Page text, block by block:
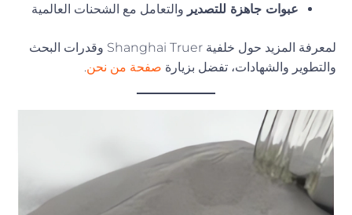
عبوات جاهزة للتصدير والتعامل مع الشحنات العالمية
لمعرفة المزيد حول خلفية Shanghai Truer وقدرات البحث
والتطوير والشهادات، تفضل بزيارة صفحة من نحن.